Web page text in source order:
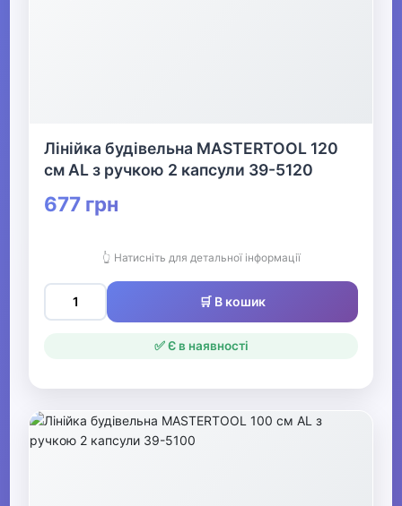
Офісне приладдя
Настільні набори
антистеплери
Лінійка будівельна MASTERTOOL 120
см AL з ручкою 2 капсули 39-5120
677 грн
👆 Натисніть для детальної інформації
🛒 В кошик
✅ Є в наявності